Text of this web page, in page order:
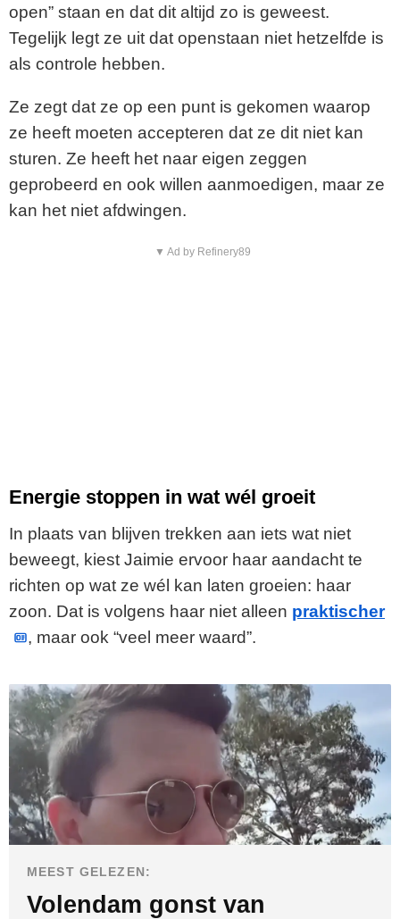
d
o
open” staan en dat dit altijd zo is geweest.
Tegelijk legt ze uit dat openstaan niet hetzelfde is
als controle hebben.
Ze zegt dat ze op een punt is gekomen waarop
ze heeft moeten accepteren dat ze dit niet kan
sturen. Ze heeft het naar eigen zeggen
geprobeerd en ook willen aanmoedigen, maar ze
kan het niet afdwingen.
▼ Ad by Refinery89
Energie stoppen in wat wél groeit
In plaats van blijven trekken aan iets wat niet
beweegt, kiest Jaimie ervoor haar aandacht te
richten op wat ze wél kan laten groeien: haar
zoon. Dat is volgens haar niet alleen praktischer
, maar ook “veel meer waard”.
MEEST GELEZEN:
Volendam gonst van